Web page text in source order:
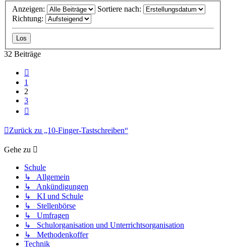
Anzeigen:
Sortiere nach:
Richtung:
32 Beiträge
1
2
3
Zurück zu „10-Finger-Tastschreiben“
Gehe zu
Schule
↳ Allgemein
↳ Ankündigungen
↳ KI und Schule
↳ Stellenbörse
↳ Umfragen
↳ Schulorganisation und Unterrichtsorganisation
↳ Methodenkoffer
Technik